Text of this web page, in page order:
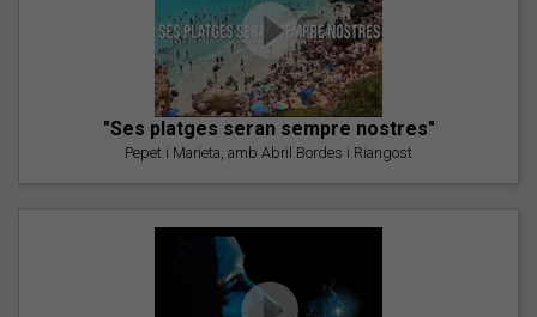
"Ses platges seran sempre nostres"
Pepet i Marieta, amb Abril Bordes i Riangost